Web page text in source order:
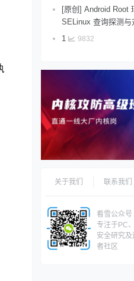
[原创] Android Root
SELinux 查询探测与
1 9832
关于我们 联系我们
看雪公众号
专注于PC
安全研究
者社区